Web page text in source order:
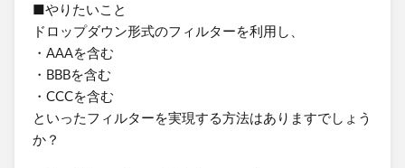
■やりたいこと
ドロップダウン形式のフィルターを利用し、
・AAAを含む
・BBBを含む
・CCCを含む​
といったフィルターを実現する方法はありますでしょう
か？​